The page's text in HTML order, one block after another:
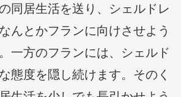
同居生活を送り、シェルドレ
んとかフランに向けさせよう
一方のフランには、シェルド
態度を隠し続けます。そのく